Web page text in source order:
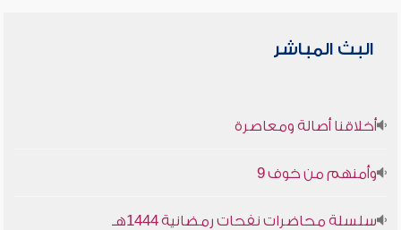
البث المباشر
أخلاقنا أصالة ومعاصرة
وأمنهم من خوف 9
سلسلة محاضرات نفحات رمضانية 1444هـ